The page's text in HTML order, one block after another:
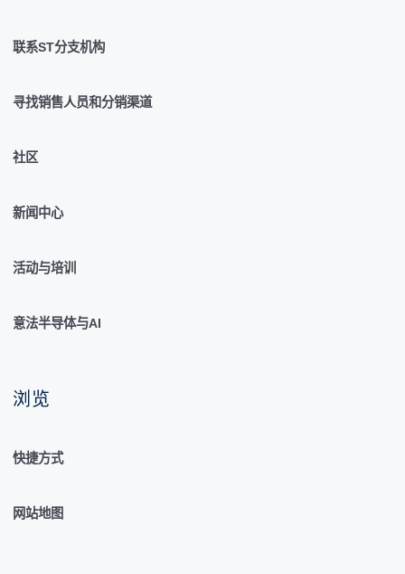
联系ST分支机构
寻找销售人员和分销渠道
社区
新闻中心
活动与培训
意法半导体与AI
浏览
快捷方式
网站地图